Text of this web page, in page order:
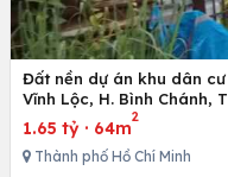
Đất nền dự án khu dân
Vĩnh Lộc, H. Bình Chánh,
1.65 tỷ · 64m
2
Thành phố Hồ Chí Minh